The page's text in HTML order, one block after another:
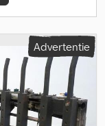
Advertentie